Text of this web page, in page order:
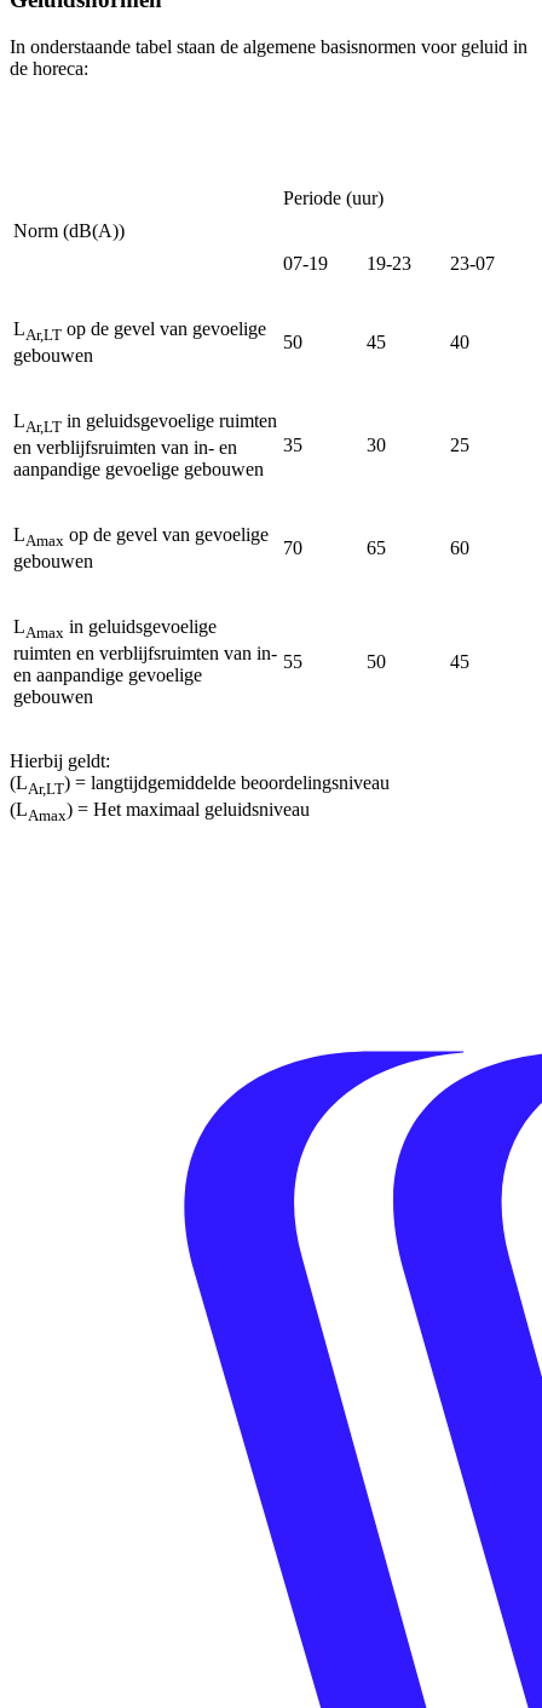
In onderstaande tabel staan de algemene basisnormen voor geluid in
de horeca:
Norm (dB(A))
Periode (uur)
07-19 19-23 23-07
LAr,LT op de gevel van gevoelige
gebouwen
50 45 40
LAr,LT in geluidsgevoelige ruimten
en verblijfsruimten van in- en
aanpandige gevoelige gebouwen
35 30 25
LAmax op de gevel van gevoelige
gebouwen
70 65 60
LAmax in geluidsgevoelige
ruimten en verblijfsruimten van in-
en aanpandige gevoelige
gebouwen
55 50 45
Hierbij geldt:
(LAr,LT) = langtijdgemiddelde beoordelingsniveau
(LAmax) = Het maximaal geluidsniveau